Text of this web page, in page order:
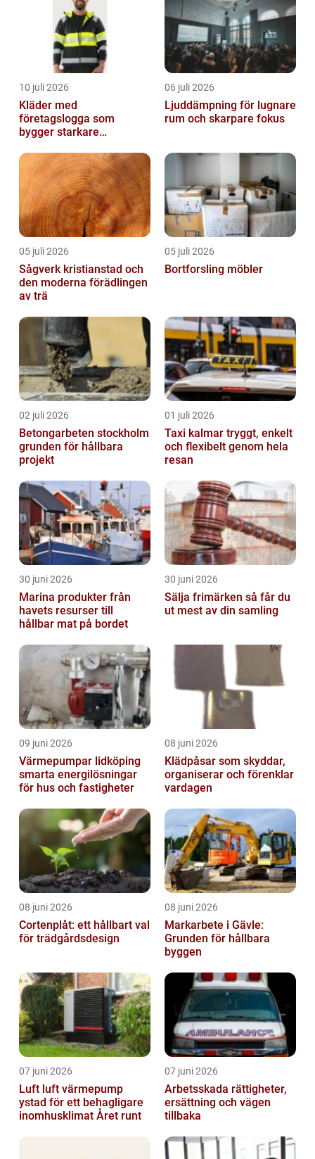
10 juli 2026
Kläder med
företagslogga som
bygger starkare
06 juli 2026
Ljuddämpning för lugnare
rum och skarpare fokus
05 juli 2026
Sågverk kristianstad och
den moderna förädlingen
av trä
05 juli 2026
Bortforsling möbler
02 juli 2026
Betongarbeten stockholm
grunden för hållbara
projekt
01 juli 2026
Taxi kalmar tryggt, enkelt
och flexibelt genom hela
resan
30 juni 2026
Marina produkter från
havets resurser till
hållbar mat på bordet
30 juni 2026
Sälja frimärken så får du
ut mest av din samling
09 juni 2026
Värmepumpar lidköping
smarta energilösningar
för hus och fastigheter
08 juni 2026
Klädpåsar som skyddar,
organiserar och förenklar
vardagen
08 juni 2026
Cortenplåt: ett hållbart val
för trädgårdsdesign
08 juni 2026
Markarbete i Gävle:
Grunden för hållbara
byggen
07 juni 2026
Luft luft värmepump
ystad för ett behagligare
inomhusklimat Året runt
07 juni 2026
Arbetsskada rättigheter,
ersättning och vägen
tillbaka